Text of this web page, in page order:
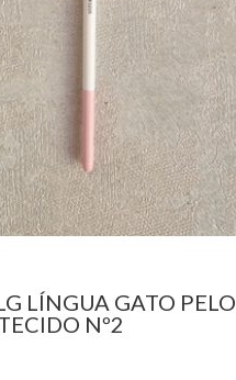
LÍNGUA GATO PELO
Nº2